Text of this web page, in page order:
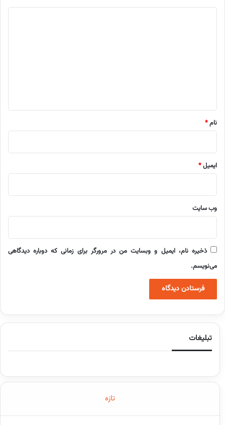
نام*
ایمیل*
وب‌ سایت
ذخیره نام، ایمیل و وبسایت من در مرورگر برای زمانی که دوباره دیدگاهی
می‌نویسم.
تبلیغات
تازه